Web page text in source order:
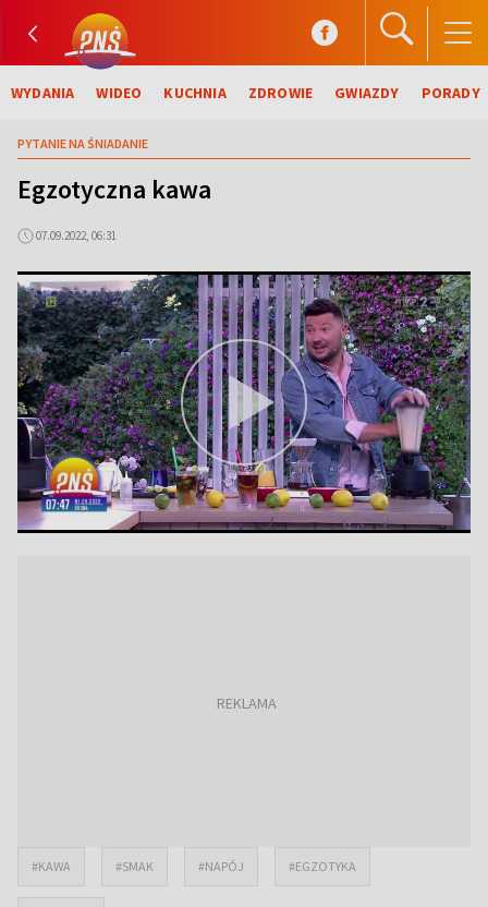
WYDANIA WIDEO KUCHNIA ZDROWIE GWIAZDY PORADY
PYTANIE NA ŚNIADANIE
Egzotyczna kawa
07.09.2022, 06:31
#KAWA #SMAK #NAPÓJ #EGZOTYKA